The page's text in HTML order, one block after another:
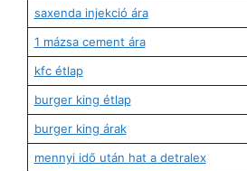
saxenda injekció ára
1 mázsa cement ára
kfc étlap
burger king étlap
burger king árak
mennyi idő után hat a detralex